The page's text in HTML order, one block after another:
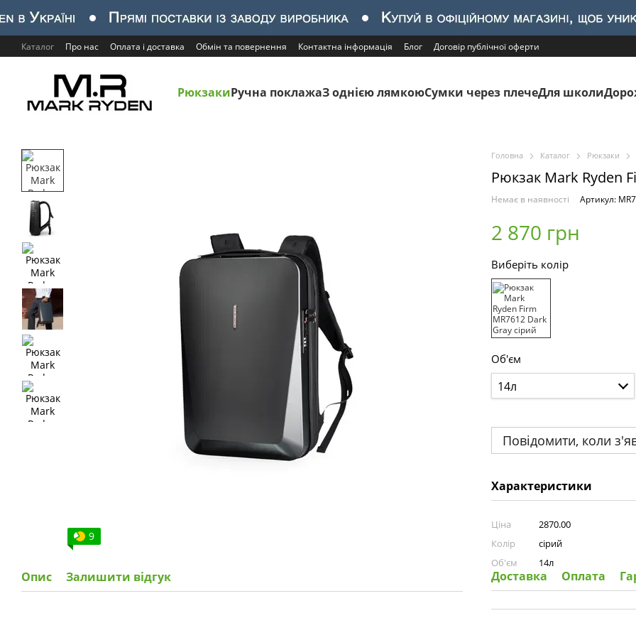
Перейти до основного контенту
Каталог Про нас Оплата і доставка Обмін та повернення Контактна інформація Блог Договір публічної оферти
РюкзакиРучна поклажаЗ однією лямкоюСумки через плечеДля школи
9
Опис Залишити відгук
Головна Каталог Рюкзаки
Рюкзак Mark Ryden
Немає в наявності Артикул:
2 870 грн
Виберіть колір
Об'єм
14л
Повідомити, коли
Характеристики
Ціна
2870.00
Колір
сірий
Об'єм
14л
Доставка Оплата